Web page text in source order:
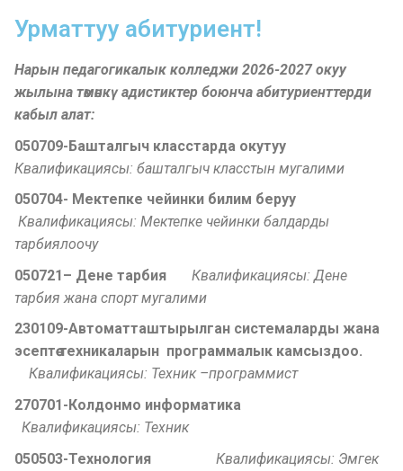
Урматтуу абитуриент!
Нарын педагогикалык колледжи 2026-2027 окуу
жылына төмөнкү адистиктер боюнча абитуриенттерди
кабыл алат:
050709-Башталгыч класстарда окутуу
Квалификациясы: башталгыч класстын мугалими
050704- Мектепке чейинки билим беруу
Квалификациясы: Мектепке чейинки балдарды
тарбиялоочу
050721– Дене тарбия
Квалификациясы: Дене
тарбия жана спорт мугалими
230109-Автоматташтырылган системаларды жана
эсептѳѳтехникаларын программалык камсыздоо.
Квалификациясы: Техник –программист
270701-Колдонмо информатика
Квалификациясы: Техник
050503-Технология
Квалификациясы: Эмгек